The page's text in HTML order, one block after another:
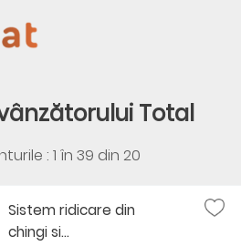
Total
: 1 în 39 din 20
Sistem ridicare din
chingi si...